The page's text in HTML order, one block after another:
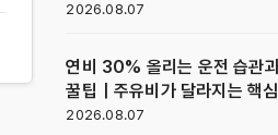
2026.08.07
연비 30% 올리는 운전 습관
꿀팁｜주유비가 달라지는 핵
2026.08.07